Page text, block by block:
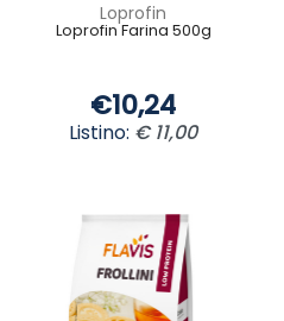
Loprofin
Loprofin Farina 500g
€10,24
Listino: € 11,00